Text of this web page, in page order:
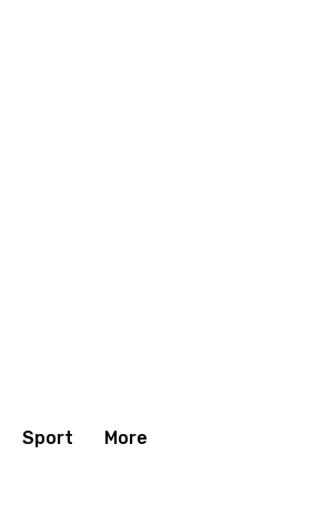
Sport More